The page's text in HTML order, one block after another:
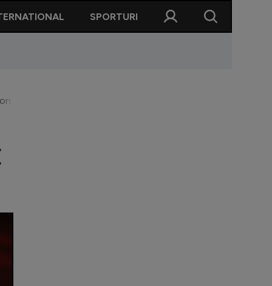
SPORTURI
la Dinamo: ”E imprevizibil, însă știe meserie!”